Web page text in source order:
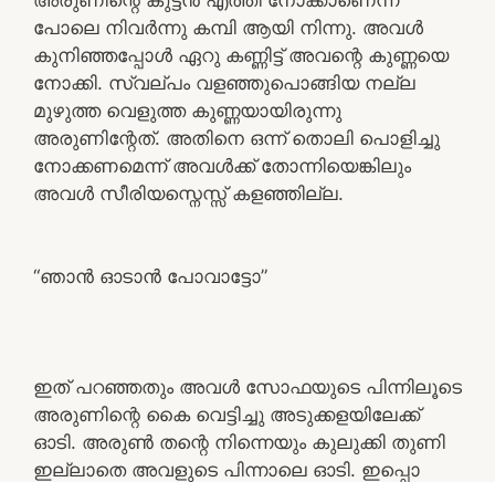
പോലെ നിവർന്നു കമ്പി ആയി നിന്നു. അവൾ
കുനിഞ്ഞപ്പോൾ ഏറു കണ്ണിട്ട് അവന്റെ കുണ്ണയെ
നോക്കി. സ്വല്പം വളഞ്ഞുപൊങ്ങിയ നല്ല
മുഴുത്ത വെളുത്ത കുണ്ണയായിരുന്നു
അരുണിന്റേത്. അതിനെ ഒന്ന് തൊലി പൊളിച്ചു
നോക്കണമെന്ന് അവൾക്ക് തോന്നിയെങ്കിലും
അവൾ സീരിയസ്നെസ്സ് കളഞ്ഞില്ല.
“ഞാൻ ഓടാൻ പോവാട്ടോ”
ഇത് പറഞ്ഞതും അവൾ സോഫയുടെ പിന്നിലൂടെ
അരുണിന്റെ കൈ വെട്ടിച്ചു അടുക്കളയിലേക്ക്
ഓടി. അരുൺ തന്റെ നിന്നെയും കുലുക്കി തുണി
ഇല്ലാതെ അവളുടെ പിന്നാലെ ഓടി. ഇപ്പൊ